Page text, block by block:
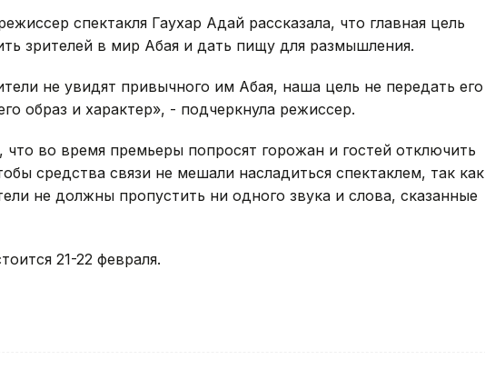
спектакля Гаухар Адай рассказала, что главная цель
зрителей в мир Абая и дать пищу для размышления.
не увидят привычного им Абая, наша цель не передать его
образ и характер», - подчеркнула режиссер.
во время премьеры попросят горожан и гостей отключить
средства связи не мешали насладиться спектаклем, так как
не должны пропустить ни одного звука и слова, сказанные
21-22 февраля.